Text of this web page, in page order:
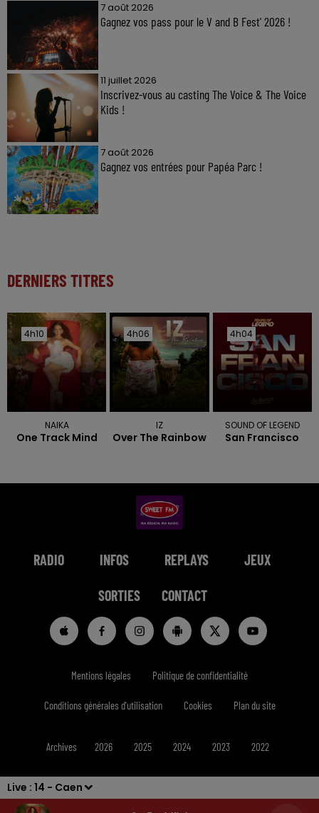
Live : 14 - Caen
7 août 2026
Gagnez vos pass pour le V and B Fest' 2026 !
11 juillet 2026
Inscrivez-vous au casting The Voice & The Voice
Kids !
7 août 2026
Gagnez vos entrées pour Papéa Parc !
DERNIERS TITRES
4h10
4h10
NAIKA
One Track Mind
4h06
4h06
IZ
Over The Rainbow
4h04
4h04
SOUND OF LEGEND
San Francisco
RADIO INFOS REPLAYS JEUX
SORTIES CONTACT
Mentions légales Politique de confidentialité
Conditions générales d'utilisation Cookies Plan du site
Archives 2026 2025 2024 2023 2022